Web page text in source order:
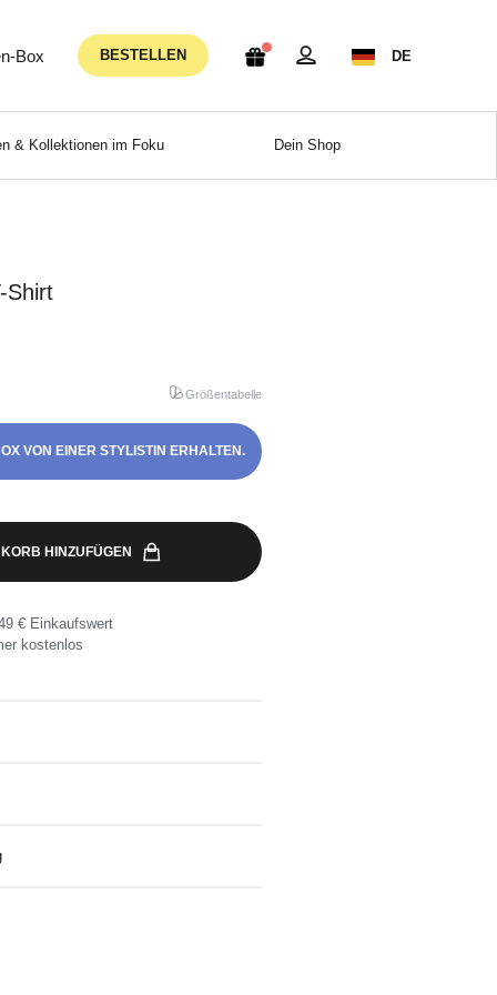
Box BESTELLEN DE
& Kollektionen im Foku Dein Shop
Shirt
Größentabelle
VON EINER STYLISTIN ERHALTEN.
HINZUFÜGEN
€ Einkaufswert
kostenlos